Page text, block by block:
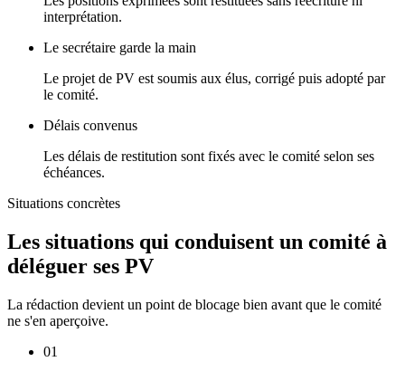
interprétation.
Le secrétaire garde la main
Le projet de PV est soumis aux élus, corrigé puis adopté par
le comité.
Délais convenus
Les délais de restitution sont fixés avec le comité selon ses
échéances.
Situations concrètes
Les situations qui conduisent un comité à
déléguer ses PV
La rédaction devient un point de blocage bien avant que le comité
ne s'en aperçoive.
01